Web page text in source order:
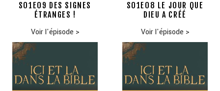
S01E09 DES SIGNES
ÉTRANGES !
Voir l'épisode >
S01E08 LE JOUR QUE
DIEU A CRÉÉ
Voir l'épisode >